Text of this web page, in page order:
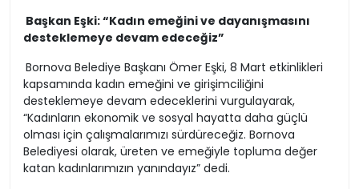
Başkan Eşki: “Kadın emeğini ve dayanışmasını
desteklemeye devam edeceğiz”
Bornova Belediye Başkanı Ömer Eşki, 8 Mart etkinlikleri
kapsamında kadın emeğini ve girişimciliğini
desteklemeye devam edeceklerini vurgulayarak,
“Kadınların ekonomik ve sosyal hayatta daha güçlü
olması için çalışmalarımızı sürdüreceğiz. Bornova
Belediyesi olarak, üreten ve emeğiyle topluma değer
katan kadınlarımızın yanındayız” dedi.